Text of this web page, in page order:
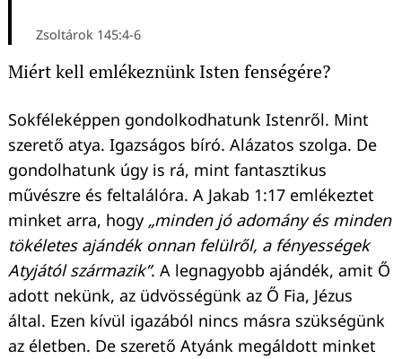
Zsoltárok 145:4-6
Miért kell emlékeznünk Isten fenségére?
Sokféleképpen gondolkodhatunk Istenről. Mint
szerető atya. Igazságos bíró. Alázatos szolga. De
gondolhatunk úgy is rá, mint fantasztikus
művészre és feltalálóra. A Jakab 1:17 emlékeztet
minket arra, hogy „minden jó adomány és minden
tökéletes ajándék onnan felülről, a fényességek
Atyjától származik”. A legnagyobb ajándék, amit Ő
adott nekünk, az üdvösségünk az Ő Fia, Jézus
által. Ezen kívül igazából nincs másra szükségünk
az életben. De szerető Atyánk megáldott minket